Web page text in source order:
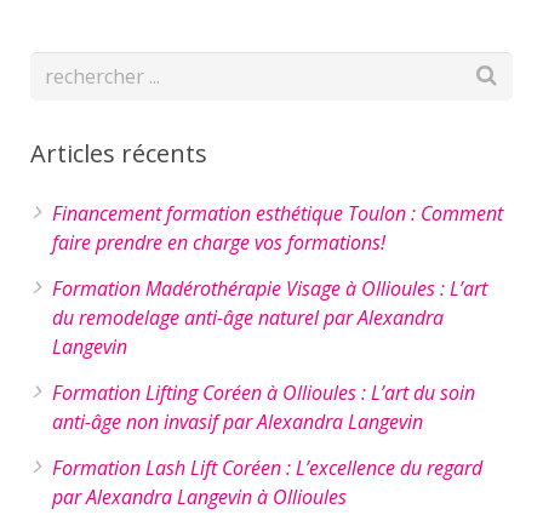
Articles récents
Financement formation esthétique Toulon : Comment
faire prendre en charge vos formations!
Formation Madérothérapie Visage à Ollioules : L’art
du remodelage anti-âge naturel par Alexandra
Langevin
Formation Lifting Coréen à Ollioules : L’art du soin
anti-âge non invasif par Alexandra Langevin
Formation Lash Lift Coréen : L’excellence du regard
par Alexandra Langevin à Ollioules